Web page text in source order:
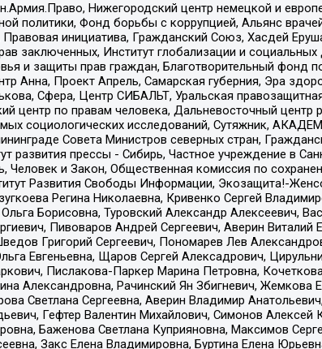
Нижегородский центр немецкой и
политики, Фонд борьбы с коррупцией, Альянс
инициатива, Гражданский Союз, Хасдей
заключенных, Институт глобализации и
и защиты прав граждан, Благотворительный
Анна, Проект Апрель, Самарская губерния, Эра
Сфера, Центр СИБАЛЬТ, Уральская
центр по правам человека, Дальневосточный центр
социологических исследований, Сутяжник,
Совета Министров северных стран,
развития прессы - Сибирь, Частное учреждение в
Человек и Закон, Общественная комиссия по
Развития Свободы Информации, Экозащита!-
Регина Николаевна, Кривенко Сергей
Борисовна, Туровский Александр Алексеевич,
Пивоваров Андрей Сергеевич, Аверин
Григорий Сергеевич, Пономарев Лев
Евгеньевна, Щаров Сергей Алексадрович,
Пислакова-Паркер Марина Петровна,
Александровна, Рачинский Ян Збигневич,
Светлана Сергеевна, Аверин Владимир
Гефтер Валентин Михайлович, Симонов Алексей
Баженова Светлана Куприяновна, Максимов
Закс Елена Владимировна, Буртина Елена